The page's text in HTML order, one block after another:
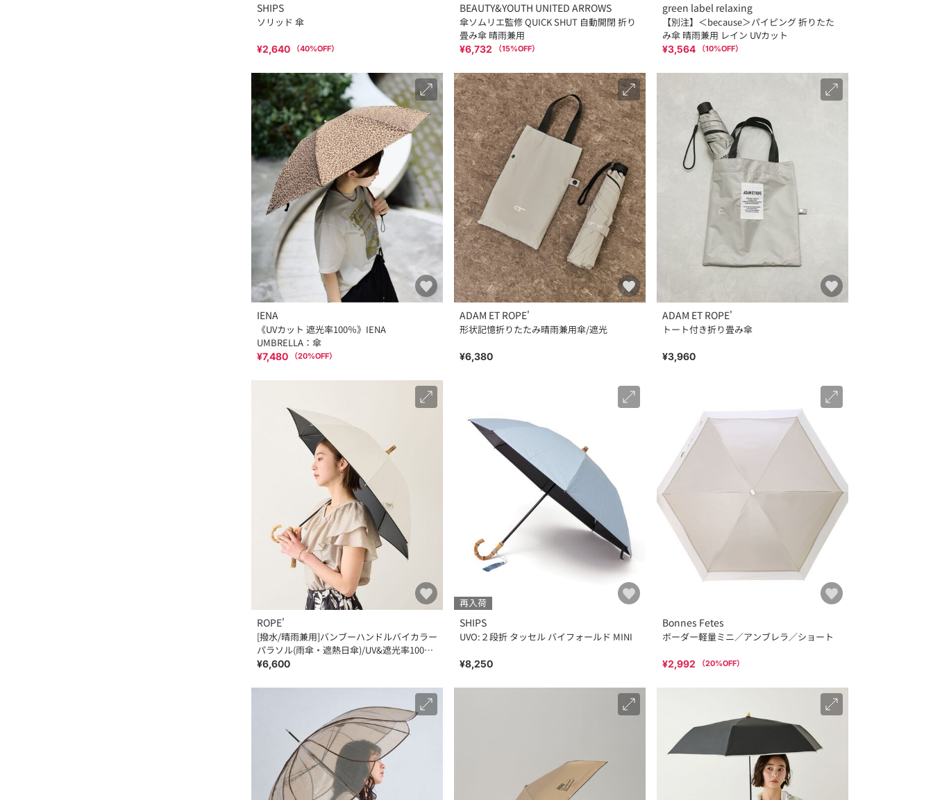
SHIPS
ソリッド 傘
¥2,640 （40%OFF）
BEAUTY&YOUTH UNITED ARROWS
傘ソムリエ監修 QUICK SHUT 自動開閉 折り
畳み傘 晴雨兼用
¥6,732 （15%OFF）
green label relaxing
【別注】＜because＞パイピング 折りたた
み傘 晴雨兼用 レイン UVカット
¥3,564 （10%OFF）
IENA
《UVカット 遮光率100％》IENA
UMBRELLA：傘
¥7,480 （20%OFF）
ADAM ET ROPE'
形状記憶折りたたみ晴雨兼用傘/遮光
¥6,380
ADAM ET ROPE'
トート付き折り畳み傘
¥3,960
ROPE'
[撥水/晴雨兼用]バンブーハンドルバイカラー
パラソル(雨傘・遮熱日傘)/UV&遮光率100%
カット/近赤外線99.9％
¥6,600
再入荷
SHIPS
UVO:２段折 タッセル バイフォールド MINI
¥8,250
Bonnes Fetes
ボーダー軽量ミニ／アンブレラ／ショート
¥2,992 （20%OFF）